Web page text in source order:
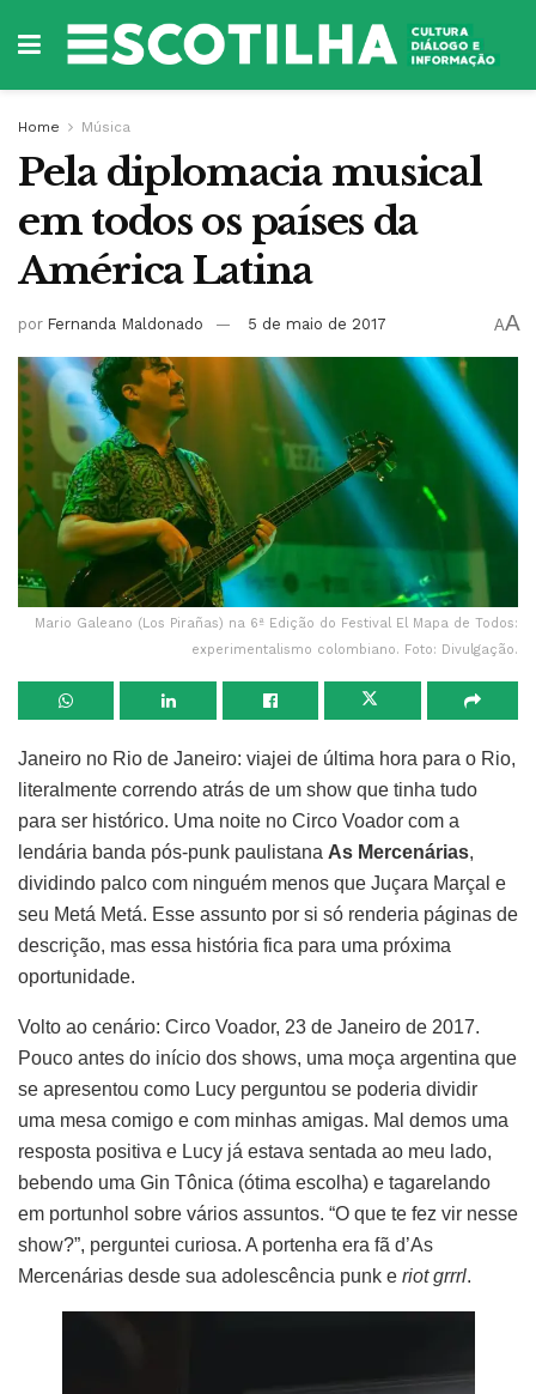
Home Música
Pela diplomacia musical
em todos os países da
América Latina
por Fernanda Maldonado 5 de maio de 2017 AA
Mario Galeano (Los Pirañas) na 6ª Edição do Festival El Mapa de Todos:
experimentalismo colombiano. Foto: Divulgação.
Janeiro no Rio de Janeiro: viajei de última hora para o Rio,
literalmente correndo atrás de um show que tinha tudo
para ser histórico. Uma noite no Circo Voador com a
lendária banda pós-punk paulistana As Mercenárias,
dividindo palco com ninguém menos que Juçara Marçal e
seu Metá Metá. Esse assunto por si só renderia páginas de
descrição, mas essa história fica para uma próxima
oportunidade.
Volto ao cenário: Circo Voador, 23 de Janeiro de 2017.
Pouco antes do início dos shows, uma moça argentina que
se apresentou como Lucy perguntou se poderia dividir
uma mesa comigo e com minhas amigas. Mal demos uma
resposta positiva e Lucy já estava sentada ao meu lado,
bebendo uma Gin Tônica (ótima escolha) e tagarelando
em portunhol sobre vários assuntos. “O que te fez vir nesse
show?”, perguntei curiosa. A portenha era fã d’As
Mercenárias desde sua adolescência punk e riot grrrl.